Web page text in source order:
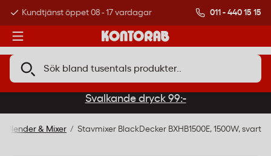
Kundtjänst öppet 08 - 17 vardagar Över 500 000
011 - 440 15 15
Svalkande dryck 99:-
Blender & Mixer Stavmixer BlackDecker BXHB1500E, 1500W, svart